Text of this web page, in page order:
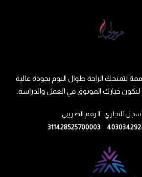
لتمنحك الراحة طوال اليوم بجودة عالية
لتكون خيارك الموثوق في العمل والدراسة.
التجاري الرقم الضريبي
311428525700003